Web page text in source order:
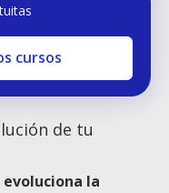
cursos
de tu
evoluciona la